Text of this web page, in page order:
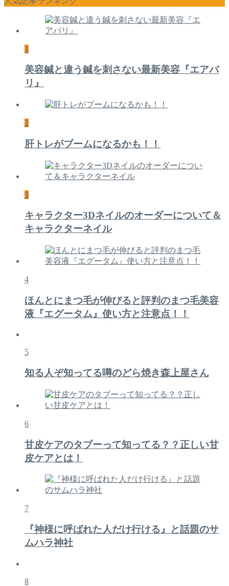
1
美容鍼と違う鍼を刺さない最新美容『エアバ
リ』
2
肝トレがブームになるかも！！
3
キャラクター3Dネイルのオーダーについて＆
キャラクターネイル
4
ほんとにまつ毛が伸びると評判のまつ毛美容
液『エグータム』使い方と注意点！！
5
知る人ぞ知ってる噂のどら焼き森上屋さん
6
甘皮ケアのタブーって知ってる？？正しい甘
皮ケアとは！
7
『神様に呼ばれた人だけ行ける』と話題のサ
ムハラ神社
8